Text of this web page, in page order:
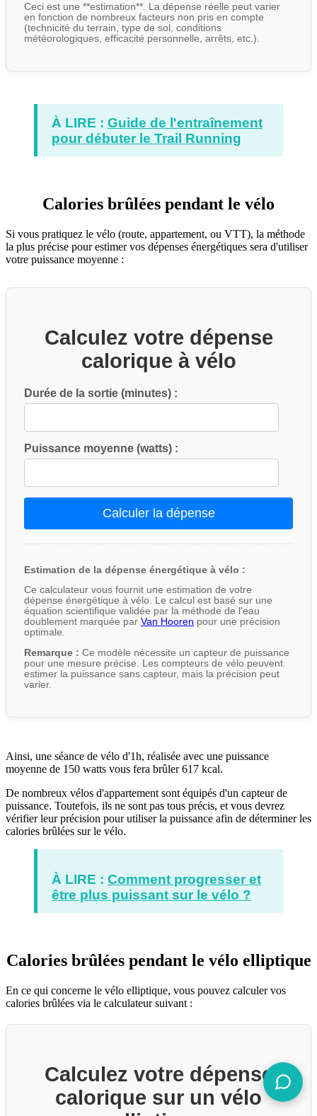
Ceci est une **estimation**. La dépense réelle peut varier
en fonction de nombreux facteurs non pris en compte
(technicité du terrain, type de sol, conditions
météorologiques, efficacité personnelle, arrêts, etc.).
À LIRE : Guide de l'entraînement
pour débuter le Trail Running
Calories brûlées pendant le vélo
Si vous pratiquez le vélo (route, appartement, ou VTT), la méthode
la plus précise pour estimer vos dépenses énergétiques sera d'utiliser
votre puissance moyenne :
Calculez votre dépense
calorique à vélo
Durée de la sortie (minutes) :
Puissance moyenne (watts) :
Calculer la dépense
Estimation de la dépense énergétique à vélo :
Ce calculateur vous fournit une estimation de votre
dépense énergétique à vélo. Le calcul est basé sur une
équation scientifique validée par la méthode de l'eau
doublement marquée par Van Hooren pour une précision
optimale.
Remarque : Ce modèle nécessite un capteur de puissance
pour une mesure précise. Les compteurs de vélo peuvent
estimer la puissance sans capteur, mais la précision peut
varier.
Ainsi, une séance de vélo d'1h, réalisée avec une puissance
moyenne de 150 watts vous fera brûler 617 kcal.
De nombreux vélos d'appartement sont équipés d'un capteur de
puissance. Toutefois, ils ne sont pas tous précis, et vous devrez
vérifier leur précision pour utiliser la puissance afin de déterminer les
calories brûlées sur le vélo.
À LIRE : Comment progresser et
être plus puissant sur le vélo ?
Calories brûlées pendant le vélo elliptique
En ce qui concerne le vélo elliptique, vous pouvez calculer vos
calories brûlées via le calculateur suivant :
Calculez votre dépense
calorique sur un vélo